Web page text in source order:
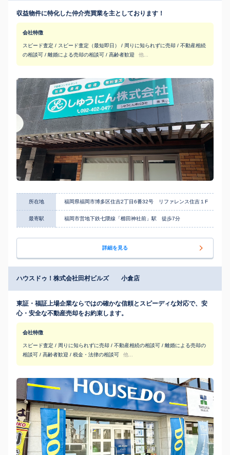
収益物件に特化した仲介売買業を主としております！
会社特徴
スピード査定 / スピード査定（最短即日） / 周りに知られずに売却 / 不動産相続
の相談可 / 離婚による売却の相談可 / 高齢者歓迎
他...
所在地 福岡県福岡市博多区住吉2丁目6番32号 リファレンス住吉１F
最寄駅 福岡市営地下鉄七隈線「櫛田神社前」駅 徒歩7分
詳細を見る
ハウスドゥ！株式会社田村ビルズ 小倉店
東証・福証上場企業ならではの確かな信頼とスピーディな対応で、安
心・安全な不動産売却をお約束します。
会社特徴
スピード査定 / 周りに知られずに売却 / 不動産相続の相談可 / 離婚による売却の
相談可 / 高齢者歓迎 / 税金・法律の相談可
他...